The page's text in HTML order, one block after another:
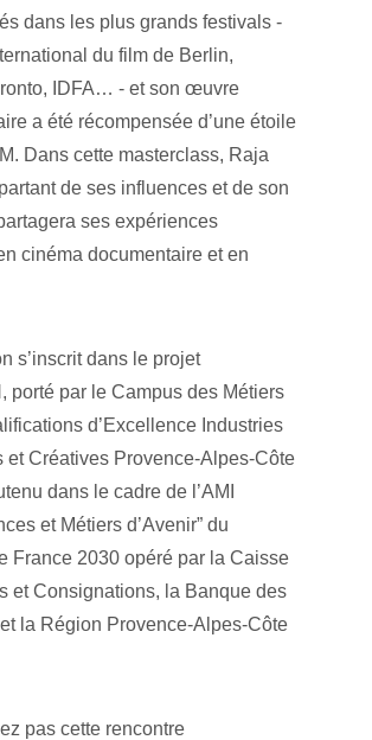
dans les plus grands festivals -
du film de Berlin,
IDFA… - et son œuvre
a été récompensée d’une étoile
Dans cette masterclass, Raja
de ses influences et de son
ses expériences
cinéma documentaire et en
s’inscrit dans le projet
porté par le Campus des Métiers
d’Excellence Industries
et Créatives Provence-Alpes-Côte
dans le cadre de l’AMI
et Métiers d’Avenir” du
France 2030 opéré par la Caisse
et Consignations, la Banque des
la Région Provence-Alpes-Côte
pas cette rencontre